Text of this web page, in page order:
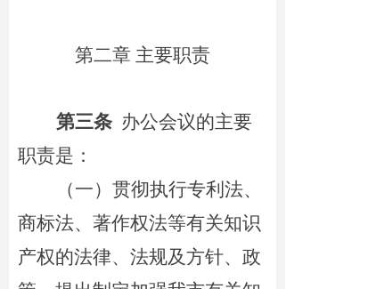
第二章 主要职责
第三条 办公会议的主要
职责是：
（一）贯彻执行专利法、
商标法、著作权法等有关知识
产权的法律、法规及方针、政